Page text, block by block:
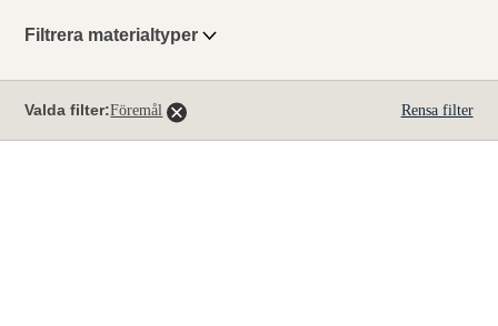
Visningsläge
Filtrera materialtyper
träffar
Valda filter:Föremål Rensa filter